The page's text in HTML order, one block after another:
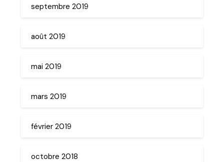
septembre 2019
août 2019
mai 2019
mars 2019
février 2019
octobre 2018